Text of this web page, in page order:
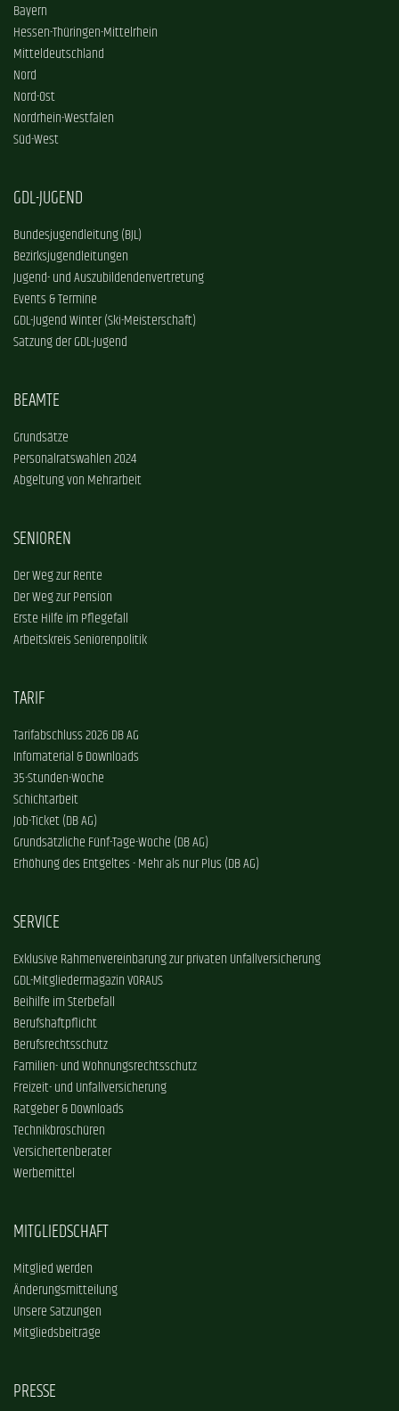
Bayern
Hessen-Thüringen-Mittelrhein
Mitteldeutschland
Nord
Nord-Ost
Nordrhein-Westfalen
Süd-West
GDL-JUGEND
Bundesjugendleitung (BJL)
Bezirksjugendleitungen
Jugend- und Auszubildendenvertretung
Events & Termine
GDL-Jugend Winter (Ski-Meisterschaft)
Satzung der GDL-Jugend
BEAMTE
Grundsätze
Personalratswahlen 2024
Abgeltung von Mehrarbeit
SENIOREN
Der Weg zur Rente
Der Weg zur Pension
Erste Hilfe im Pflegefall
Arbeitskreis Seniorenpolitik
TARIF
Tarifabschluss 2026 DB AG
Infomaterial & Downloads
35-Stunden-Woche
Schichtarbeit
Job-Ticket (DB AG)
Grundsätzliche Fünf-Tage-Woche (DB AG)
Erhöhung des Entgeltes - Mehr als nur Plus (DB AG)
SERVICE
Exklusive Rahmenvereinbarung zur privaten Unfallversicherung
GDL-Mitgliedermagazin VORAUS
Beihilfe im Sterbefall
Berufshaftpflicht
Berufsrechtsschutz
Familien- und Wohnungsrechtsschutz
Freizeit- und Unfallversicherung
Ratgeber & Downloads
Technikbroschüren
Versichertenberater
Werbemittel
MITGLIEDSCHAFT
Mitglied werden
Änderungsmitteilung
Unsere Satzungen
Mitgliedsbeiträge
PRESSE